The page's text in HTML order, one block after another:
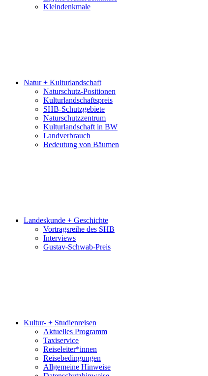
Kleindenkmale
Natur + Kulturlandschaft
Naturschutz-Positionen
Kulturlandschaftspreis
SHB-Schutzgebiete
Naturschutzzentrum
Kulturlandschaft in BW
Landverbrauch
Bedeutung von Bäumen
Landeskunde + Geschichte
Vortragsreihe des SHB
Interviews
Gustav-Schwab-Preis
Kultur- + Studienreisen
Aktuelles Programm
Taxiservice
Reiseleiter*innen
Reisebedingungen
Allgemeine Hinweise